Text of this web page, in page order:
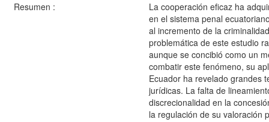
Resumen :
La cooperación eficaz ha
en el sistema penal
al incremento de la
problemática de este estudio
aunque se concibió como un
combatir este fenómeno, su
Ecuador ha revelado grandes
jurídicas. La falta de
discrecionalidad en la
la regulación de su valoración